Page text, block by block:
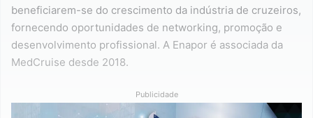
beneficiarem-se do crescimento da indústria de cruzeiros,
fornecendo oportunidades de networking, promoção e
desenvolvimento profissional. A Enapor é associada da
MedCruise desde 2018.
Publicidade